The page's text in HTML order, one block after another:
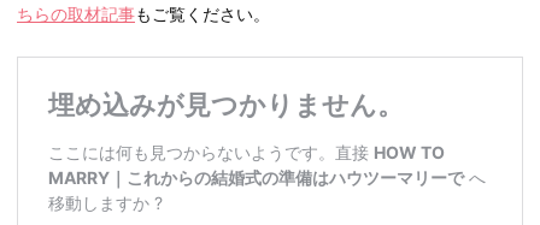
ちらの取材記事もご覧ください。